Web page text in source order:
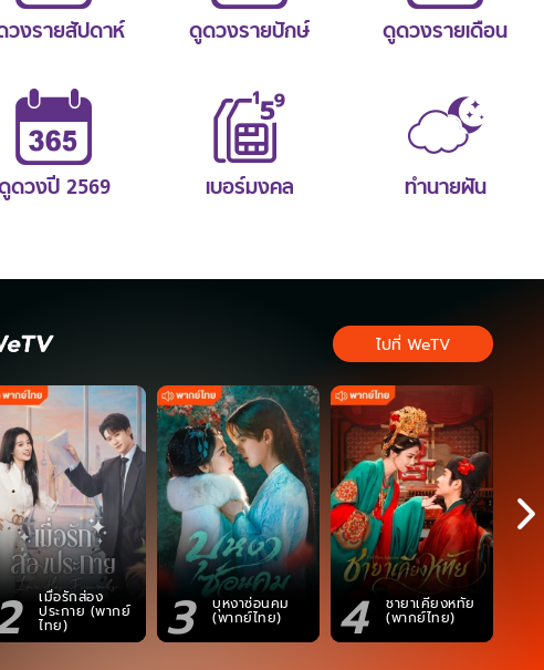
วงรายสัปดาห์ ดูดวงรายปักษ์ ดูดวงรายเดือน
ดวงปี 2569 เบอร์มงคล ทำนายฝัน
เมื่อรักส่อง
ประกาย (พากย์
ไทย) 3 บุหงาซ่อนคม
(พากย์ไทย) 4 ชายาเคียงหทัย
(พากย์ไทย) 5
ไปที่ WeTV